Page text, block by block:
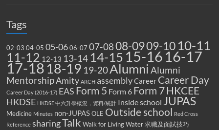
Tags
02-03 04-05 05-06 06-07 07-0808-0909-10 10-11
11-12 12-13 13-14 14-15 15-16 16-17
17-18 18-19 19-20Alumni Alumni
MentorshipAmity ARCH assemblyCareer Career Day
Career Day (2016-17) EAS Form 5 Form 6 Form 7HKCEE
HKDSE HKDSE 中六升學概況，資料/統計 Inside school JUPAS
Medicine Minutes non-JUPAS OLE Outside school Red Cross
Reference sharingTalk Walk for Living Water 求職及面試技巧